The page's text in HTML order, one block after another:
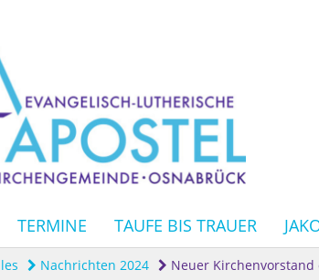
TERMINE TAUFE BIS TRAUER
Nachrichten 2024 Neuer Kirchenvorstand